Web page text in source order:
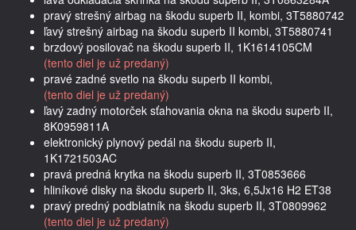
pravý strešný airbag na škodu superb II, kombi, 3T5880742
ľavý strešný airbag na škodu superb II kombi, 3T5880741
brzdový posilovač na škodu superb II, 1K1614105CM
(tento diel je už predaný)
pravé zadné svetlo na škodu superb II kombi,
(tento diel je už predaný)
ľavý zadný motorček sťahovania okna na škodu superb II,
8K0959811A
elektronický plynový pedál na škodu superb II,
1K1721503AC
pravá predná krytka na škodu superb II, 3T0853666
hliníkové disky na škodu superb II, 3ks, 6,5Jx16 H2 ET38
pravý predný podblatník na škodu superb II, 3T0809962
(tento diel je už predaný)